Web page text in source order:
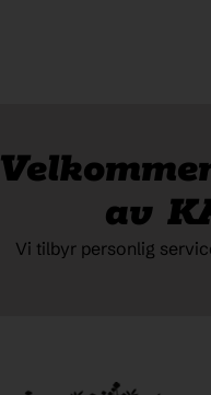
av
Vi tilbyr personlig